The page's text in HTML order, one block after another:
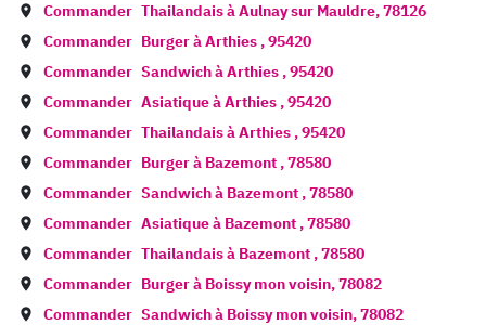
Commander Thailandais àAulnay sur Mauldre,78126
Commander Burger àArthies ,95420
Commander Sandwich àArthies ,95420
Commander Asiatique àArthies ,95420
Commander Thailandais àArthies ,95420
Commander Burger à Bazemont ,78580
Commander Sandwich à Bazemont ,78580
Commander Asiatique à Bazemont ,78580
Commander Thailandais à Bazemont ,78580
Commander Burger à Boissy mon voisin,78082
Commander Sandwich à Boissy mon voisin,78082